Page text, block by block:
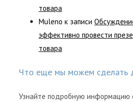
товара
Muleno к записи
эффективно провести
товара
Что еще мы можем сделать
Узнайте подробную информацию